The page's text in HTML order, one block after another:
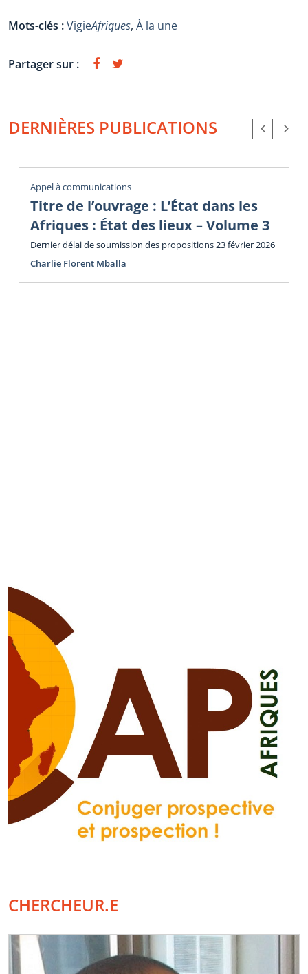
Mots-clés :VigieAfriques, À la une
Partager sur :
DERNIÈRES PUBLICATIONS
Appel à communications
Titre de l’ouvrage : L’État dans les
Afriques : État des lieux – Volume 3
Dernier délai de soumission des propositions 23 février 2026
Charlie Florent Mballa
CHERCHEUR.E